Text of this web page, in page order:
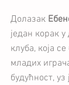
Долазак
један корак у
клуба, која
младих
будућност,